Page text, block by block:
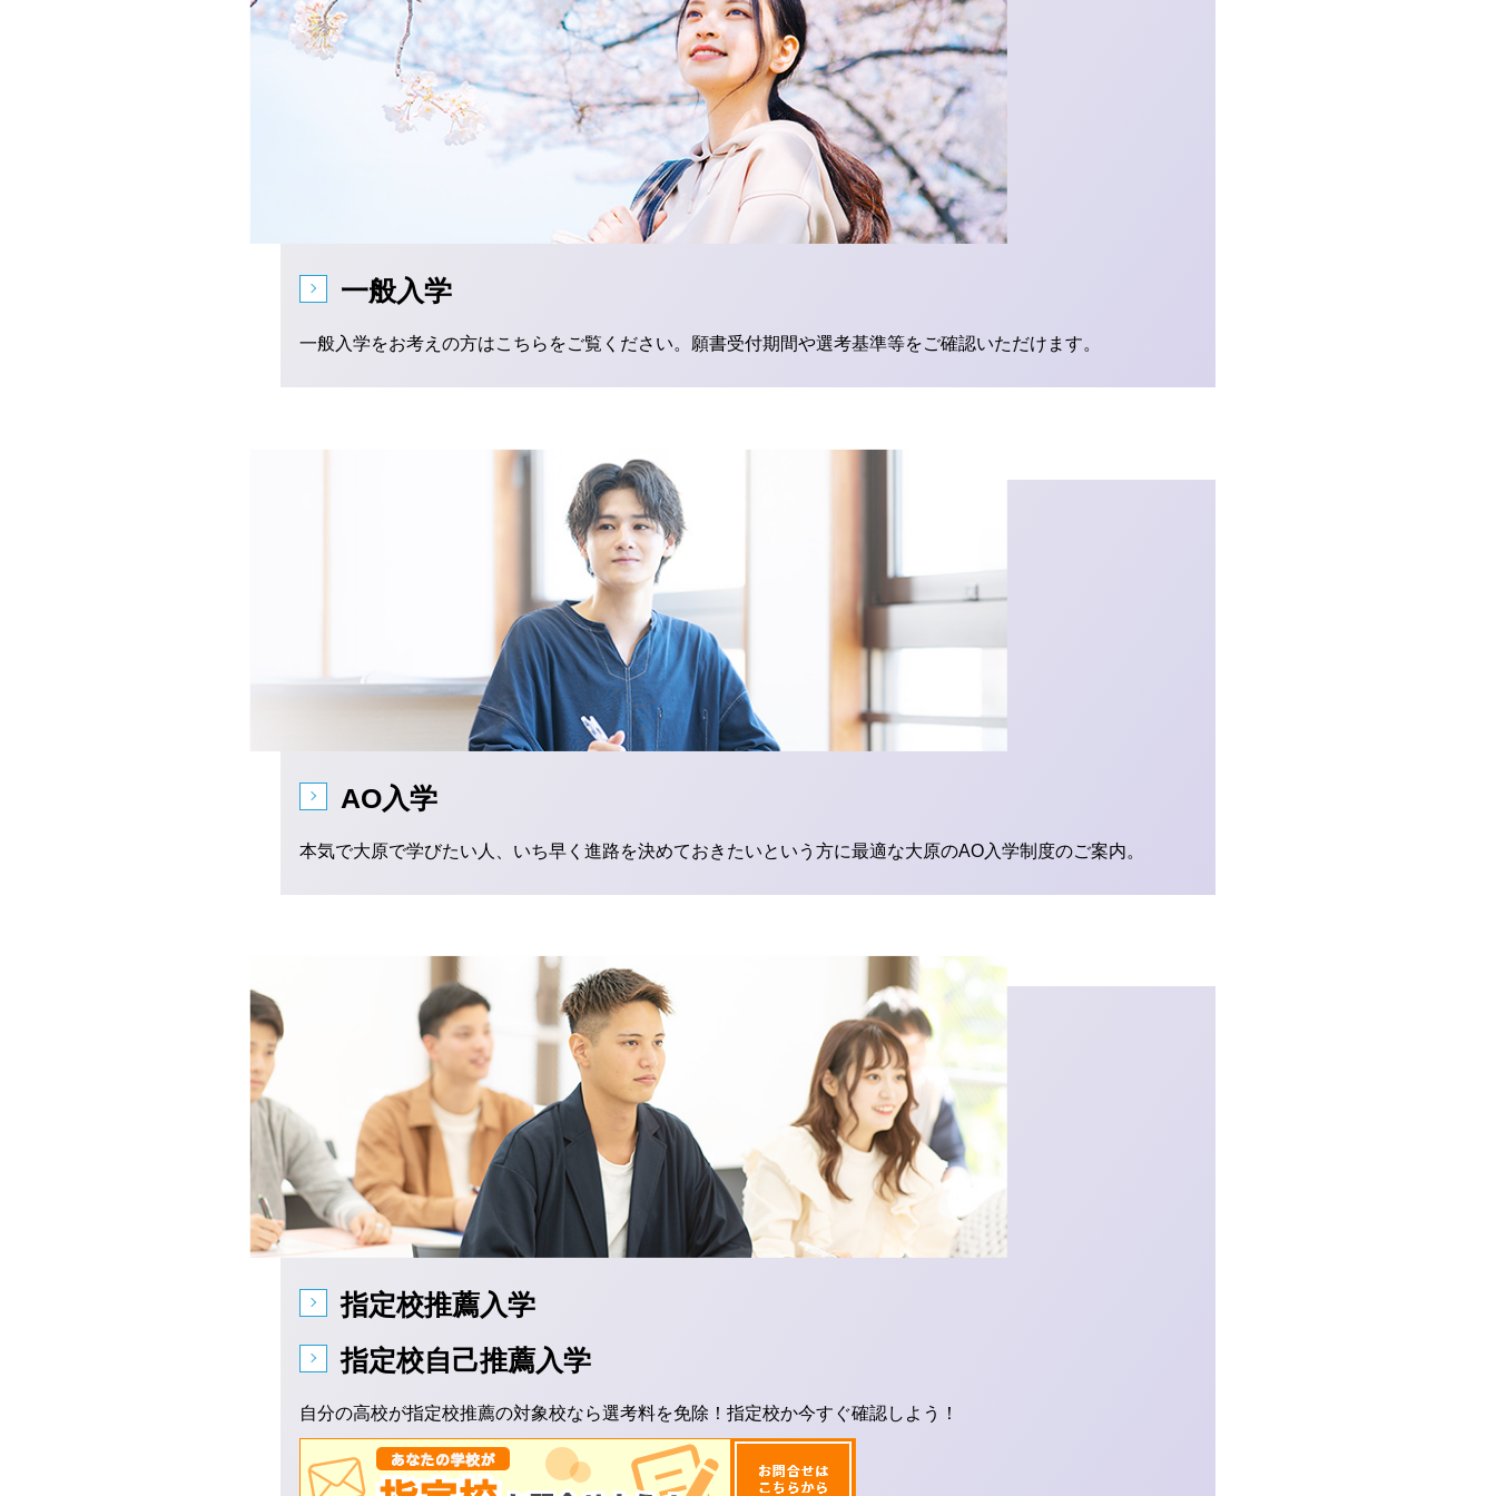
一般入学
一般入学をお考えの方はこちらをご覧ください。願書受付期間や選考基準等をご確認いただけます。
AO入学
本気で大原で学びたい人、いち早く進路を決めておきたいという方に最適な大原のAO入学制度のご案内。
指定校推薦入学
指定校自己推薦入学
自分の高校が指定校推薦の対象校なら選考料を免除！指定校か今すぐ確認しよう！